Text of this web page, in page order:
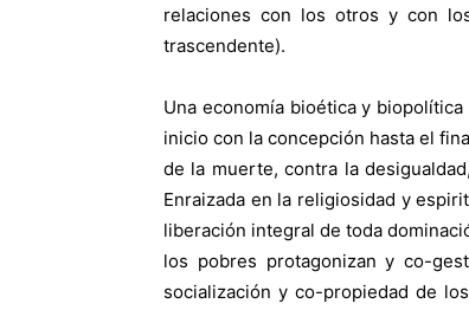
relaciones con los otros y con
trascendente).
Una economía bioética y
inicio con la concepción hasta el
de la muerte, contra la
Enraizada en la religiosidad y
liberación integral de toda
los pobres protagonizan y co-
socialización y co-propiedad de